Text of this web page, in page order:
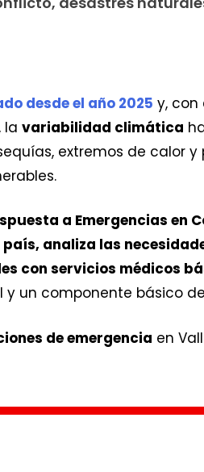
desde el año 2025 y, con
la variabilidad climática
extremos de calor
a Emergencias en
analiza las
con servicios médicos
un componente básico
de emergencia en